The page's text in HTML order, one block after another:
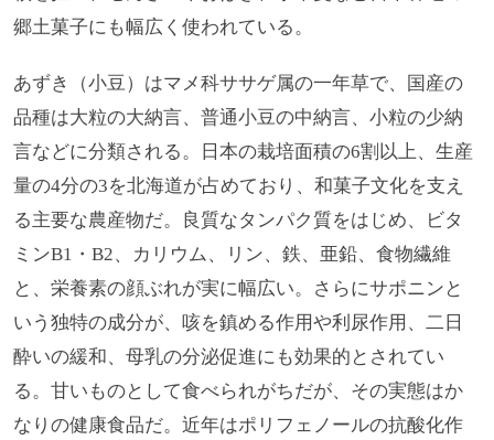
郷土菓子にも幅広く使われている。
あずき（小豆）はマメ科ササゲ属の一年草で、国産の
品種は大粒の大納言、普通小豆の中納言、小粒の少納
言などに分類される。日本の栽培面積の6割以上、生産
量の4分の3を北海道が占めており、和菓子文化を支え
る主要な農産物だ。良質なタンパク質をはじめ、ビタ
ミンB1・B2、カリウム、リン、鉄、亜鉛、食物繊維
と、栄養素の顔ぶれが実に幅広い。さらにサポニンと
いう独特の成分が、咳を鎮める作用や利尿作用、二日
酔いの緩和、母乳の分泌促進にも効果的とされてい
る。甘いものとして食べられがちだが、その実態はか
なりの健康食品だ。近年はポリフェノールの抗酸化作